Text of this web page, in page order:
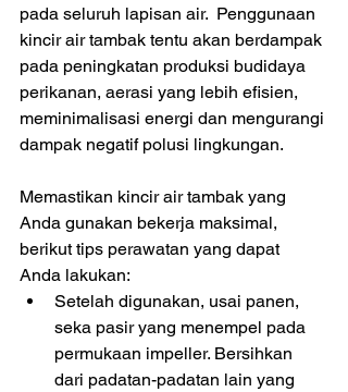
pada seluruh lapisan air.  Penggunaan
kincir air tambak tentu akan berdampak
pada peningkatan produksi budidaya
perikanan, aerasi yang lebih efisien,
meminimalisasi energi dan mengurangi
dampak negatif polusi lingkungan.
Memastikan kincir air tambak yang
Anda gunakan bekerja maksimal,
berikut tips perawatan yang dapat
Anda lakukan:
Setelah digunakan, usai panen,
seka pasir yang menempel pada
permukaan impeller. Bersihkan
dari padatan-padatan lain yang